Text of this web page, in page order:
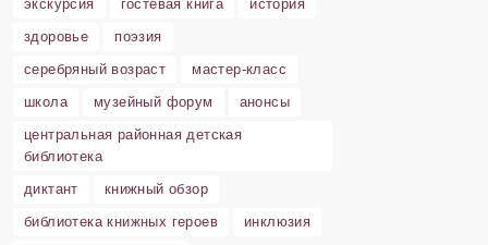
экскурсия
гостевая книга
история
здоровье
поэзия
серебряный возраст
мастер-класс
школа
музейный форум
анонсы
центральная районная детская
библиотека
диктант
книжный обзор
библиотека книжных героев
инклюзия